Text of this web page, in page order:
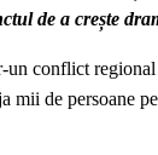
de a crește
conflict regional
de persoane